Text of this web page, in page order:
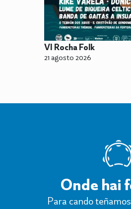
VI Rocha Folk
21 agosto 2026
Onde hai
Para cando